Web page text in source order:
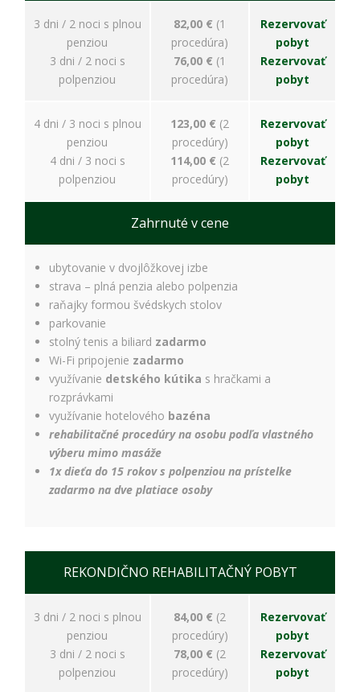
3 dni / 2 noci s plnou
penziou
3 dni / 2 noci s
polpenziou
82,00 € (1
procedúra)
76,00 € (1
procedúra)
Rezervovať
pobyt
Rezervovať
pobyt
4 dni / 3 noci s plnou
penziou
4 dni / 3 noci s
polpenziou
123,00 € (2
procedúry)
114,00 € (2
procedúry)
Rezervovať
pobyt
Rezervovať
pobyt
Zahrnuté v cene
ubytovanie v dvojlôžkovej izbe
strava – plná penzia alebo polpenzia
raňajky formou švédskych stolov
parkovanie
stolný tenis a biliard zadarmo
Wi-Fi pripojenie zadarmo
využívanie detského kútika s hračkami a
rozprávkami
využívanie hotelového bazéna
rehabilitačné procedúry na osobu podľa vlastného
výberu mimo masáže
1x dieťa do 15 rokov s polpenziou na prístelke
zadarmo na dve platiace osoby
REKONDIČNO REHABILITAČNÝ POBYT
3 dni / 2 noci s plnou
penziou
3 dni / 2 noci s
polpenziou
84,00 € (2
procedúry)
78,00 € (2
procedúry)
Rezervovať
pobyt
Rezervovať
pobyt
stránka počas
vašej návštevy
fungovala čo
najlepšie. Ak
odmietnete,
niektoré
funkcie z
webovej
stránky
zmiznú.
Používame
marketingové
cookies na
reklamných
nastavené aj
partnermi, ako je
zobrazovanie
reklám; Právny